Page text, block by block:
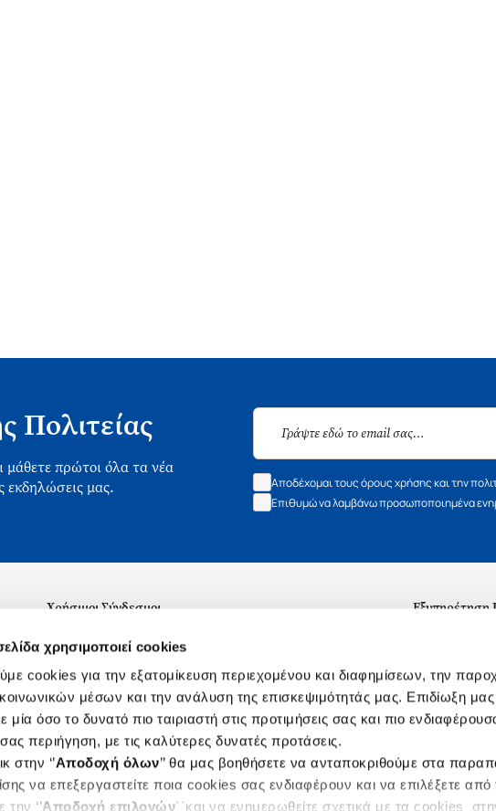
χρησιμοποιεί cookies
cookies για την εξατομίκευση περιεχομένου και διαφημίσεων, την
μέσων και την ανάλυση της επισκεψιμότητάς μας. Επιδίωξη μας
όσο το δυνατό πιο ταιριαστή στις προτιμήσεις σας και πιο
περιήγηση, με τις καλύτερες δυνατές προτάσεις.
στην ‘’Αποδοχή όλων’’ θα μας βοηθήσετε να ανταποκριθούμε στα
να επεξεργαστείτε ποια cookies σας ενδιαφέρουν και να επιλέξετε από
‘’Αποδοχή επιλογών΄΄και να ενημερωθείτε σχετικά με τα cookies
Πολιτείας
πρώτοι όλα τα νέα
εκδηλώσεις μας.
Αποδέχομαι τους όρους χρήσης και την
Επιθυμώ να λαμβάνω προσωποποιημένα
Χρήσιμοι Σύνδεσμοι
Σχετικά με εμάς
Θέσεις Εργασίας
Οδηγίες για τις "Λίστες Επιθυμητών" και τη Βιβλιοθήκη
Οδηγίες Χρήσης Αναζήτησης
Νόμος Ενιαίας Τιμής Βιβλίων
Cookies
B2B
Δικαίωμα